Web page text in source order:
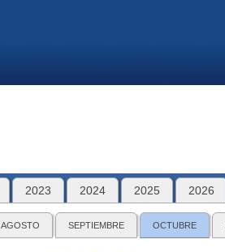
2023 2024 2025 2026
AGOSTO SEPTIEMBRE OCTUBRE